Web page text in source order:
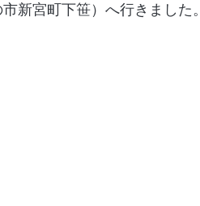
新宮町下笹）へ行きました。